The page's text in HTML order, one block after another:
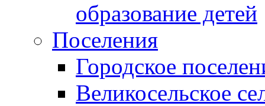
образование детей
Поселения
Городское
Великосельское